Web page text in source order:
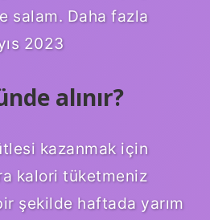
salam. Daha fazla
2023
alınır?
kazanmak için
kalori tüketmeniz
şekilde haftada yarım